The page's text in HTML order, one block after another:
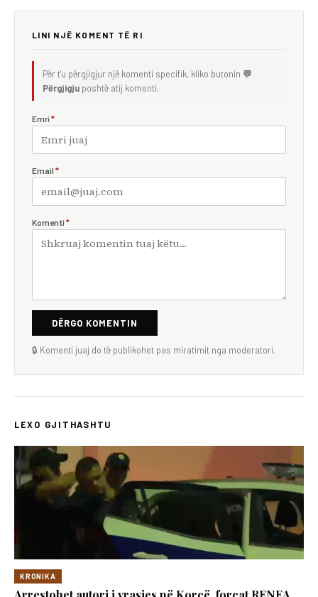
LINI NJË KOMENT TË RI
Për t'u përgjigjur një komenti specifik, kliko butonin 💬
Përgjigju poshtë atij komenti.
Emri *
Email *
Komenti *
DËRGO KOMENTIN
🔒 Komenti juaj do të publikohet pas miratimit nga moderatori.
LEXO GJITHASHTU
KRONIKA